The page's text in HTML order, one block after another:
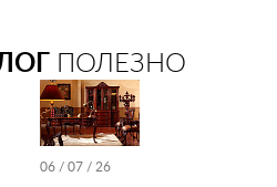
ПОЛЕЗНО
06 / 07 / 26